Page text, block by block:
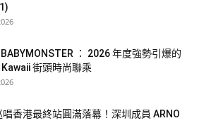
BABYMONSTER ： 2026 年度強勢引爆的
街頭時尚聯乘
唱香港最終站圓滿落幕！深圳成員 ARNO